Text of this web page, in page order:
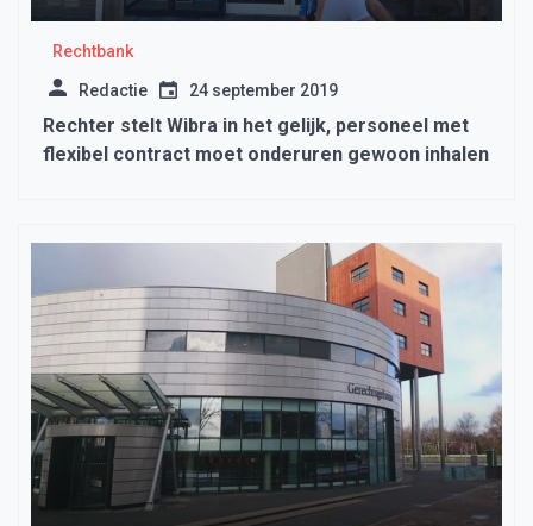
Rechtbank
Redactie 24 september 2019
Rechter stelt Wibra in het gelijk, personeel met
flexibel contract moet onderuren gewoon inhalen